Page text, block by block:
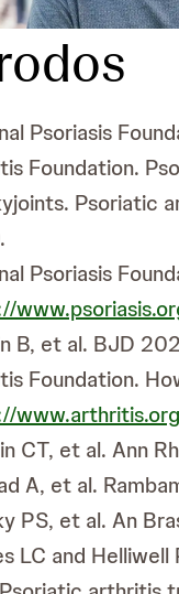
Psoriasis
Foundation.
Psoriatic
Psoriasis
B, et al. BJD
Foundation.
CT, et al. Ann
A, et al.
PS, et al. An
LC and Helliwell